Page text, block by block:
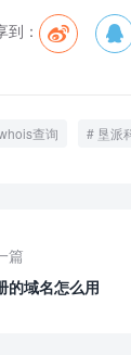
到：  
查询 垦派
篇
的域名怎么用